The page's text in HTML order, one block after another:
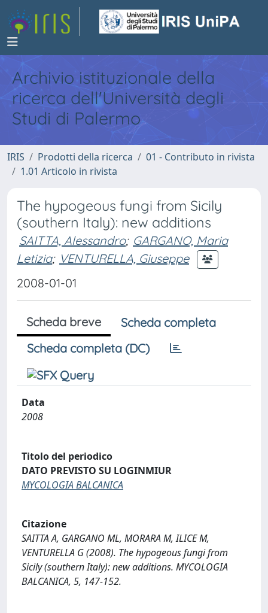
Archivio istituzionale della
ricerca dell'Università degli
Studi di Palermo
IRIS Prodotti della ricerca
01 - Contributo in rivista
1.01 Articolo in rivista
The hypogeous fungi from Sicily
(southern Italy): new additions
SAITTA, Alessandro; GARGANO, Maria
Letizia; VENTURELLA, Giuseppe
2008-01-01
Scheda breve
Scheda completa
Scheda completa (DC)
Data
2008
Titolo del periodico
DATO PREVISTO SU LOGINMIUR
MYCOLOGIA BALCANICA
Citazione
SAITTA A, GARGANO ML, MORARA M, ILICE M,
VENTURELLA G (2008). The hypogeous fungi from
Sicily (southern Italy): new additions. MYCOLOGIA
BALCANICA, 5, 147-152.